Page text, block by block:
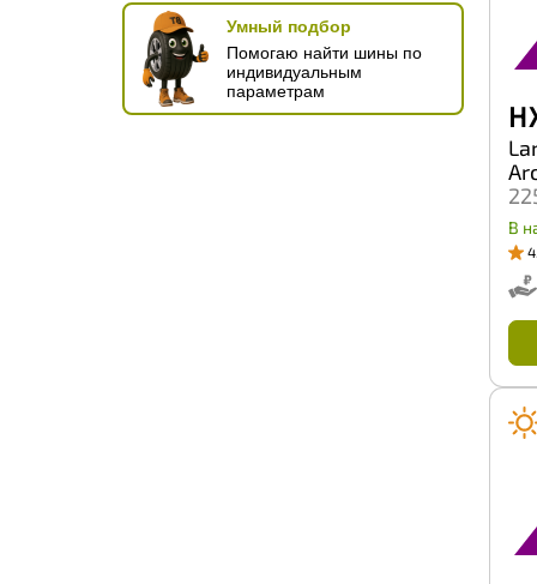
Royal Black
Rydanz
SWT
Safecess
Sailun
Умный подбор
Помогаю найти шины по
индивидуальным
параметрам
H
В